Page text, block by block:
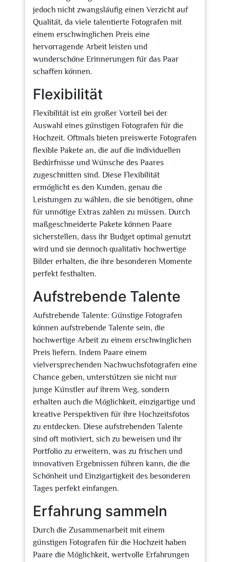
jedoch nicht zwangsläufig einen Verzicht auf
Qualität, da viele talentierte Fotografen mit
einem erschwinglichen Preis eine
hervorragende Arbeit leisten und
wunderschöne Erinnerungen für das Paar
schaffen können.
Flexibilität
Flexibilität ist ein großer Vorteil bei der
Auswahl eines günstigen Fotografen für die
Hochzeit. Oftmals bieten preiswerte Fotografen
flexible Pakete an, die auf die individuellen
Bedürfnisse und Wünsche des Paares
zugeschnitten sind. Diese Flexibilität
ermöglicht es den Kunden, genau die
Leistungen zu wählen, die sie benötigen, ohne
für unnötige Extras zahlen zu müssen. Durch
maßgeschneiderte Pakete können Paare
sicherstellen, dass ihr Budget optimal genutzt
wird und sie dennoch qualitativ hochwertige
Bilder erhalten, die ihre besonderen Momente
perfekt festhalten.
Aufstrebende Talente
Aufstrebende Talente: Günstige Fotografen
können aufstrebende Talente sein, die
hochwertige Arbeit zu einem erschwinglichen
Preis liefern. Indem Paare einem
vielversprechenden Nachwuchsfotografen eine
Chance geben, unterstützen sie nicht nur
junge Künstler auf ihrem Weg, sondern
erhalten auch die Möglichkeit, einzigartige und
kreative Perspektiven für ihre Hochzeitsfotos
zu entdecken. Diese aufstrebenden Talente
sind oft motiviert, sich zu beweisen und ihr
Portfolio zu erweitern, was zu frischen und
innovativen Ergebnissen führen kann, die die
Schönheit und Einzigartigkeit des besonderen
Tages perfekt einfangen.
Erfahrung sammeln
Durch die Zusammenarbeit mit einem
günstigen Fotografen für die Hochzeit haben
Paare die Möglichkeit, wertvolle Erfahrungen